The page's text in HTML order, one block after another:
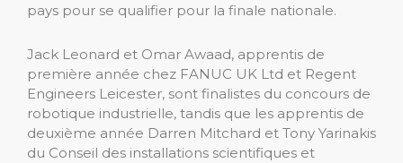
pays pour se qualifier pour la finale nationale.
Jack Leonard et Omar Awaad, apprentis de
première année chez FANUC UK Ltd et Regent
Engineers Leicester, sont finalistes du concours de
robotique industrielle, tandis que les apprentis de
deuxième année Darren Mitchard et Tony Yarinakis
du Conseil des installations scientifiques et